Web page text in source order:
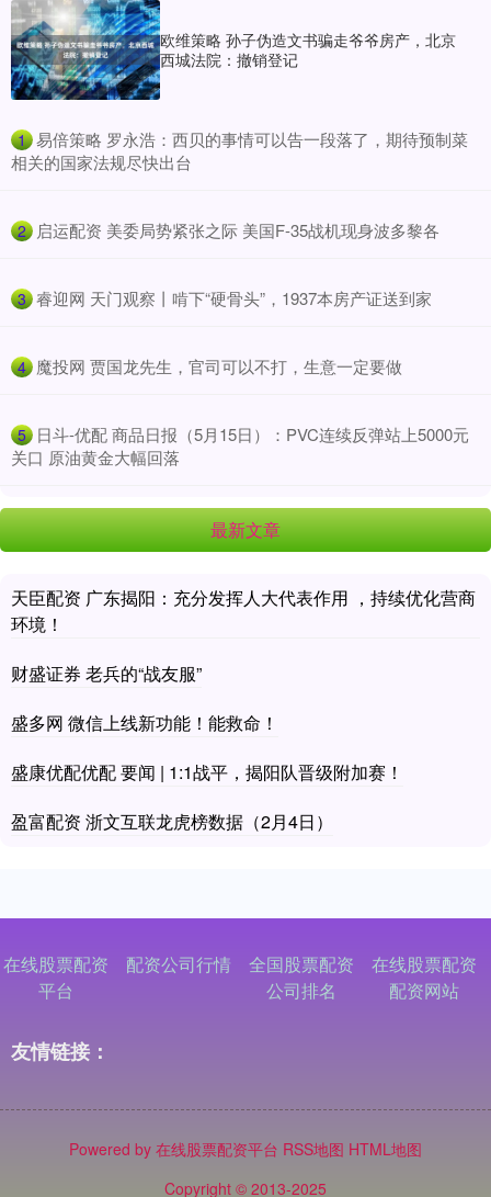
欧维策略 孙子伪造文书骗走爷爷房产，北京
西城法院：撤销登记
1 ​易倍策略 罗永浩：西贝的事情可以告一段落了，期待预制菜
相关的国家法规尽快出台
2 ​启运配资 美委局势紧张之际 美国F-35战机现身波多黎各
3 ​睿迎网 天门观察丨啃下“硬骨头”，1937本房产证送到家
4 ​魔投网 贾国龙先生，官司可以不打，生意一定要做
5 ​日斗-优配 商品日报（5月15日）：PVC连续反弹站上5000元
关口 原油黄金大幅回落
最新文章
天臣配资 广东揭阳：充分发挥人大代表作用 ，持续优化营商
环境！
财盛证券 老兵的“战友服”
盛多网 微信上线新功能！能救命！
盛康优配优配 要闻 | 1:1战平，揭阳队晋级附加赛！
盈富配资 浙文互联龙虎榜数据（2月4日）
在线股票配资
平台
配资公司行情
全国股票配资
公司排名
在线股票配资
配资网站
友情链接：
Powered by 在线股票配资平台 RSS地图 HTML地图
Copyright © 2013-2025